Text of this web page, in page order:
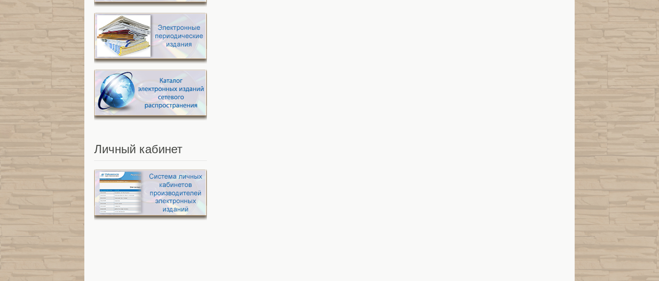
Личный кабинет